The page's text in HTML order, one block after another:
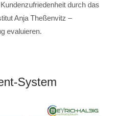
durch das
Anja Theßenvitz –
evaluieren.
System